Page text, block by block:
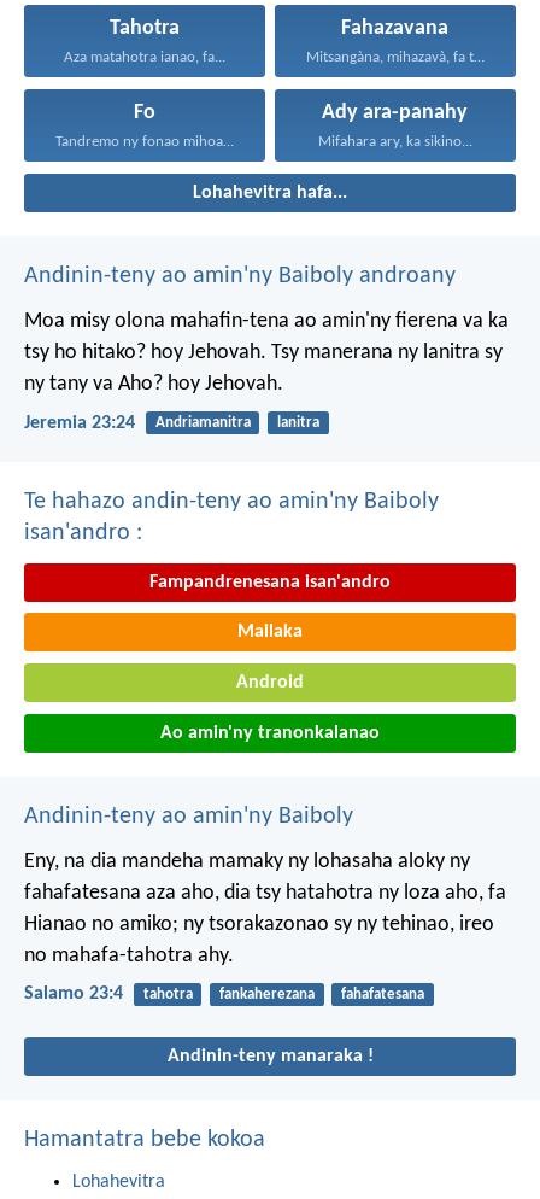
Tahotra
Aza matahotra ianao, fa...
Fahazavana
Mitsangàna, mihazavà, fa tonga...
Fo
Tandremo ny fonao mihoatra...
Ady ara-panahy
Mifahara ary, ka sikino...
Lohahevitra hafa...
Andinin-teny ao amin'ny Baiboly androany
Moa misy olona mahafin-tena ao amin'ny fierena va ka
tsy ho hitako? hoy Jehovah. Tsy manerana ny lanitra sy
ny tany va Aho? hoy Jehovah.
Jeremia 23:24 Andriamanitra lanitra
Te hahazo andin-teny ao amin'ny Baiboly
isan'andro :
Fampandrenesana isan'andro
Mailaka
Android
Ao amin'ny tranonkalanao
Andinin-teny ao amin'ny Baiboly
Eny, na dia mandeha mamaky ny lohasaha aloky ny
fahafatesana aza aho, dia tsy hatahotra ny loza aho, fa
Hianao no amiko; ny tsorakazonao sy ny tehinao, ireo
no mahafa-tahotra ahy.
Salamo 23:4 tahotra fankaherezana fahafatesana
Andinin-teny manaraka !
Hamantatra bebe kokoa
Lohahevitra